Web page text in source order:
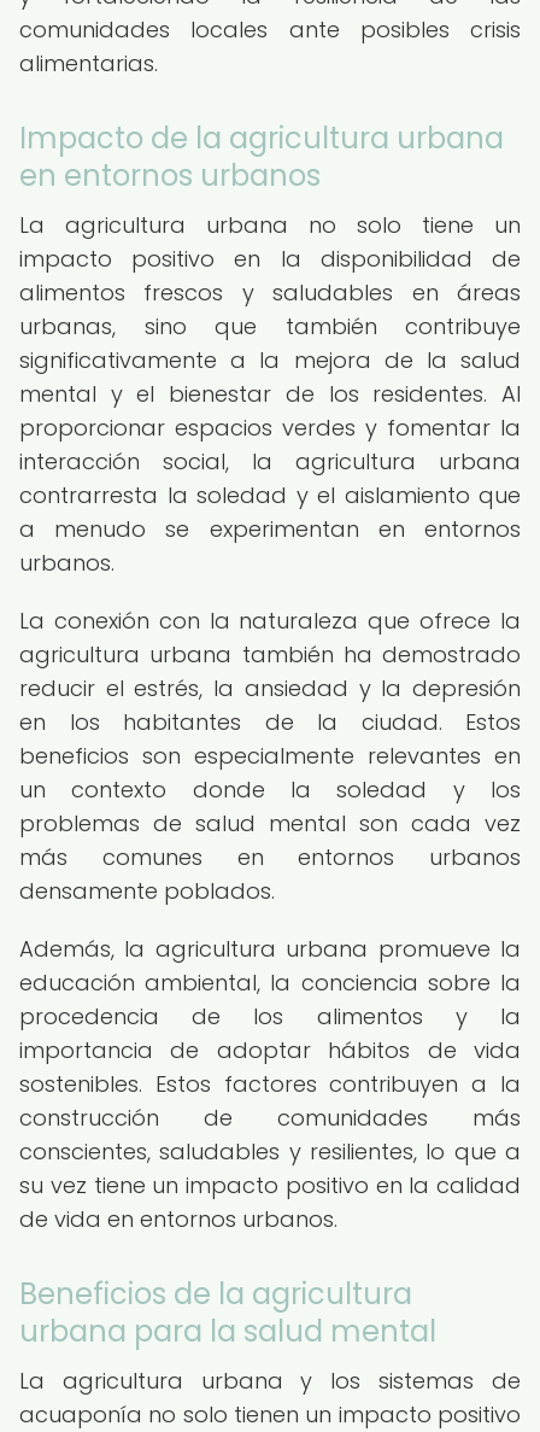
comunidades locales ante posibles crisis
alimentarias.
Impacto de la agricultura urbana
en entornos urbanos
La agricultura urbana no solo tiene un
impacto positivo en la disponibilidad de
alimentos frescos y saludables en áreas
urbanas, sino que también contribuye
significativamente a la mejora de la salud
mental y el bienestar de los residentes. Al
proporcionar espacios verdes y fomentar la
interacción social, la agricultura urbana
contrarresta la soledad y el aislamiento que
a menudo se experimentan en entornos
urbanos.
La conexión con la naturaleza que ofrece la
agricultura urbana también ha demostrado
reducir el estrés, la ansiedad y la depresión
en los habitantes de la ciudad. Estos
beneficios son especialmente relevantes en
un contexto donde la soledad y los
problemas de salud mental son cada vez
más comunes en entornos urbanos
densamente poblados.
Además, la agricultura urbana promueve la
educación ambiental, la conciencia sobre la
procedencia de los alimentos y la
importancia de adoptar hábitos de vida
sostenibles. Estos factores contribuyen a la
construcción de comunidades más
conscientes, saludables y resilientes, lo que a
su vez tiene un impacto positivo en la calidad
de vida en entornos urbanos.
Beneficios de la agricultura
urbana para la salud mental
La agricultura urbana y los sistemas de
acuaponía no solo tienen un impacto positivo